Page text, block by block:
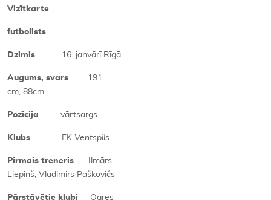
Vizītkarte
futbolists
Dzimis 16. janvārī Rīgā
Augums, svars 191
cm, 88cm
Pozīcija vārtsargs
Klubs FK Ventspils
Pirmais treneris Ilmārs
Liepiņš, Vladimirs Paškovičs
Pārstāvētie klubi Ogres